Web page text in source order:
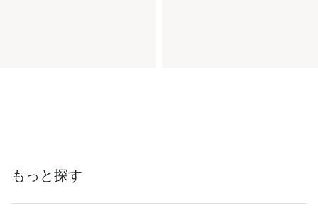
もっと探す